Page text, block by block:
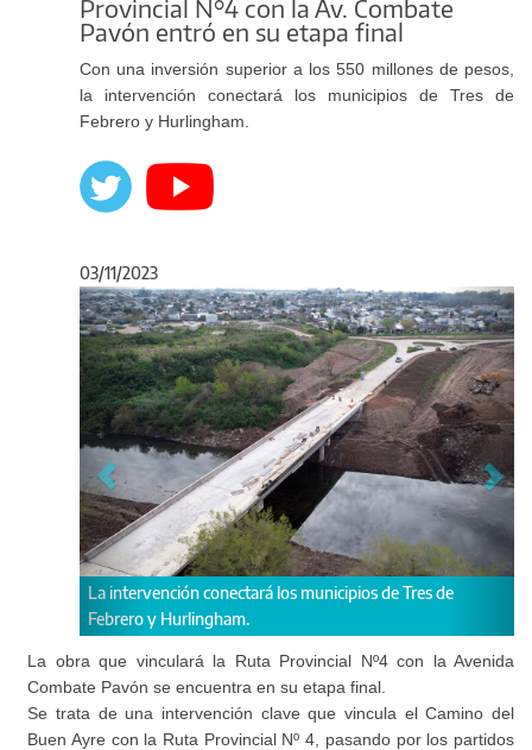
Provincial N°4 con la Av. Combate
Pavón entró en su etapa final
Con una inversión superior a los 550 millones de pesos,
la intervención conectará los municipios de Tres de
Febrero y Hurlingham.
03/11/2023
conectará los municipios de Tres de
La obra favorecerá la
Anterior
La obra que vinculará la Ruta Provincial Nº4 con la Avenida
Combate Pavón se encuentra en su etapa final.
Se trata de una intervención clave que vincula el Camino del
Buen Ayre con la Ruta Provincial Nº 4, pasando por los partidos